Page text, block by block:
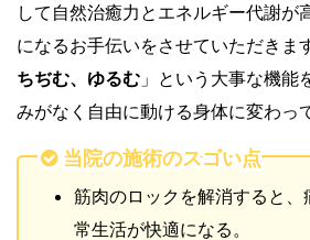
して自然治癒力とエネルギー代謝が
になるお手伝いをさせていただきま
ちぢむ、ゆるむ 」という大事な機能
みがなく自由に動ける身体に変わっ
当院の施術のスゴい点
筋肉のロックを解消すると、
常生活が快適になる。